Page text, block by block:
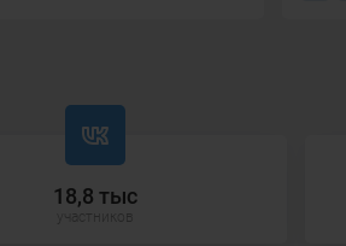
18,8 тыс